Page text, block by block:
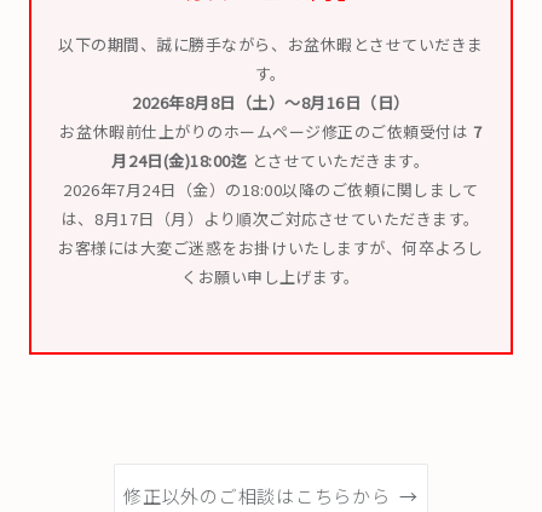
以下の期間、誠に勝手ながら、お盆休暇とさせていだきま
す。
2026年8月8日（土）～8月16日（日）
お盆休暇前仕上がりのホームページ修正のご依頼受付は 7
月24日(金)18:00迄 とさせていただきます。
2026年7月24日（金）の18:00以降のご依頼に関しまして
は、8月17日（月）より順次ご対応させていただきます。
お客様には大変ご迷惑をお掛けいたしますが、何卒よろし
くお願い申し上げます。
修正以外のご相談はこちらから